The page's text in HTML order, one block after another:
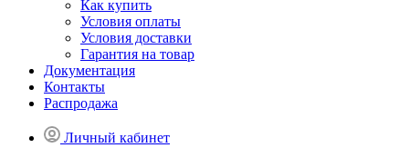
Как купить
Условия оплаты
Условия доставки
Гарантия на товар
Документация
Контакты
Распродажа
Личный кабинет